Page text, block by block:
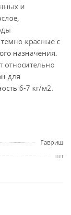
и
красные с
назначения.
относительно
для
6-7 кг/м2.
Гавриш
шт